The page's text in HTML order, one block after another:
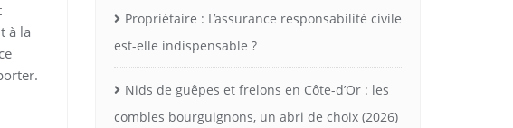
à la
Propriétaire : L’assurance responsabilité civile
est-elle indispensable ?
Nids de guêpes et frelons en Côte-d’Or : les
combles bourguignons, un abri de choix (2026)